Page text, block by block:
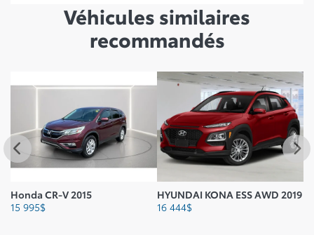
Véhicules similaires
recommandés
Honda CR-V 2015
15 995$
HYUNDAI KONA ESS AWD 2019
16 444$